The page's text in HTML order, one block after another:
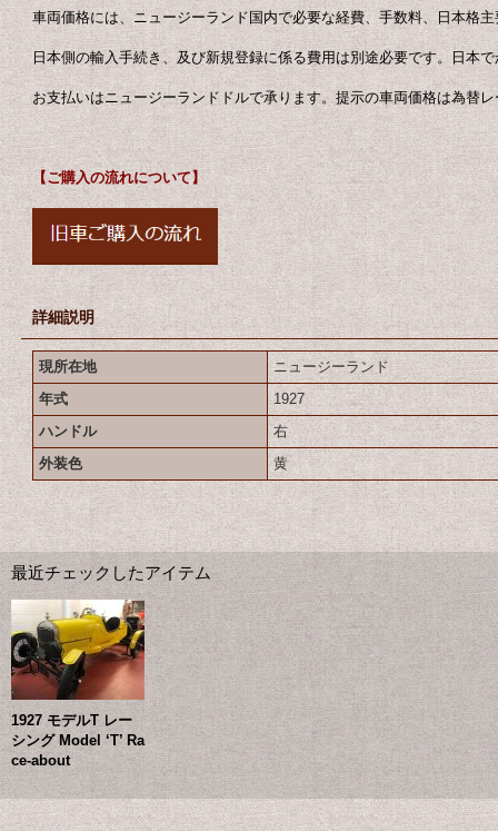
車両価格には、ニュージーランド国内で必要な経費、手数料、日本格
日本側の輸入手続き、及び新規登録に係る費用は別途必要です。日本
お支払いはニュージーランドドルで承ります。提示の車両価格は為替
【ご購入の流れについて】
詳細説明
現所在地
ニュージーランド
年式
1927
ハンドル
右
外装色
黄
最近チェックしたアイテム
1927 モデルT レー
シング Model ‘T’ Ra
ce-about